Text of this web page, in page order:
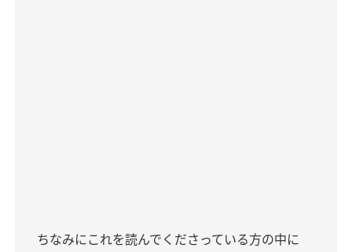
ちなみにこれを読んでくださっている方の中に